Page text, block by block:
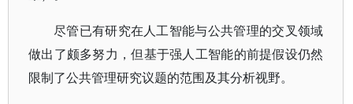
尽管已有研究在人工智能与公共管理的交叉领域
做出了颇多努力，但基于强人工智能的前提假设仍然
限制了公共管理研究议题的范围及其分析视野。